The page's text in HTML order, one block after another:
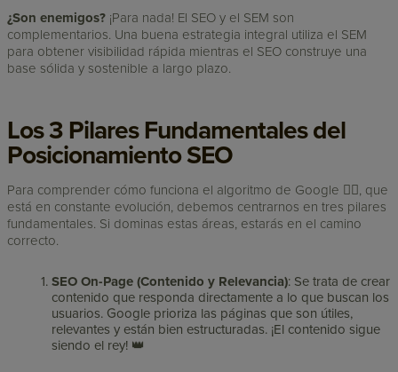
¿Son enemigos? ¡Para nada! El SEO y el SEM son
complementarios. Una buena estrategia integral utiliza el SEM
para obtener visibilidad rápida mientras el SEO construye una
base sólida y sostenible a largo plazo.
Los 3 Pilares Fundamentales del
Posicionamiento SEO
Para comprender cómo funciona el algoritmo de Google 🧙‍♂️, que
está en constante evolución, debemos centrarnos en tres pilares
fundamentales. Si dominas estas áreas, estarás en el camino
correcto.
SEO On-Page (Contenido y Relevancia): Se trata de crear
contenido que responda directamente a lo que buscan los
usuarios. Google prioriza las páginas que son útiles,
relevantes y están bien estructuradas. ¡El contenido sigue
siendo el rey! 👑